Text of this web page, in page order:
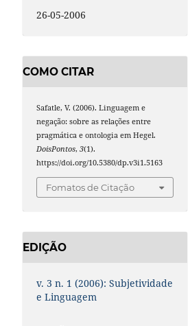
26-05-2006
COMO CITAR
Safatle, V. (2006). Linguagem e
negação: sobre as relações entre
pragmática e ontologia em Hegel.
DoisPontos,3(1).
https://doi.org/10.5380/dp.v3i1.5163
Fomatos de Citação
EDIÇÃO
v. 3 n. 1 (2006): Subjetividade
e Linguagem